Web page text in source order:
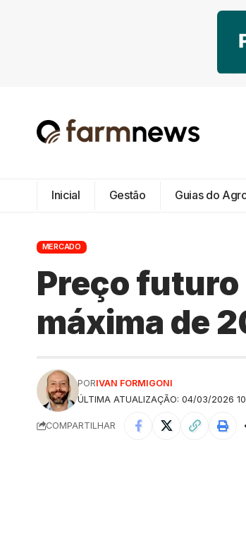
Inicial Gestão Guias do
MERCADO
Preço futuro
máxima de
ÚLTIMA ATUALIZAÇÃO: 04/03/2026
PORIVAN FORMIGONI
COMPARTILHAR